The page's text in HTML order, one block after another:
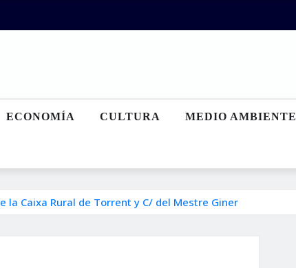
ECONOMÍA CULTURA MEDIO AMBIENTE
la Caixa Rural de Torrent y C/ del Mestre Giner